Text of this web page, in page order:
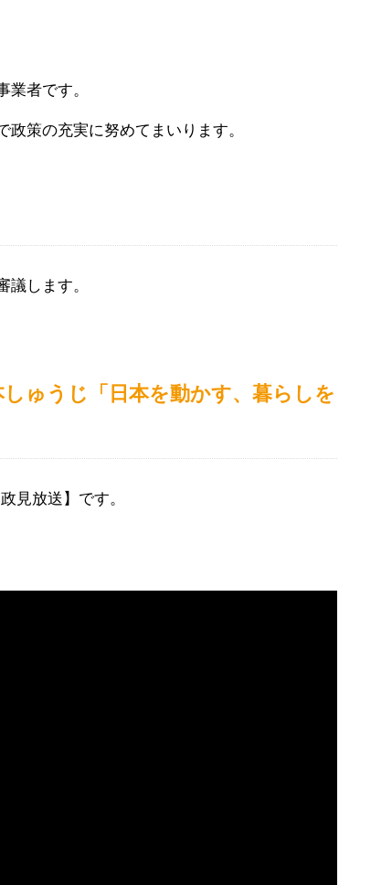
者です。
策の充実に努めてまいります。
します。
しゅうじ「日本を動かす、暮らしを
見放送】です。